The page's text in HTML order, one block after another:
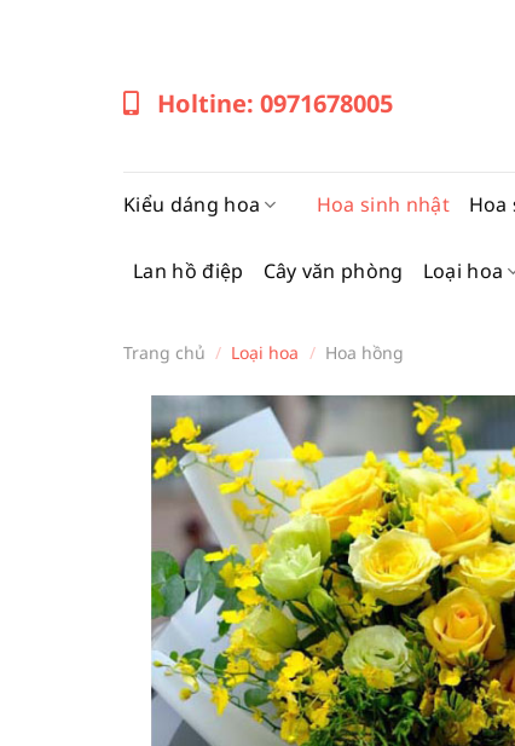
Holtine: 0971678005
Kiểu dáng hoa Hoa sinh nhật Hoa
Lan hồ điệp Cây văn phòng Loại hoa
Trang chủ / Loại hoa / Hoa hồng